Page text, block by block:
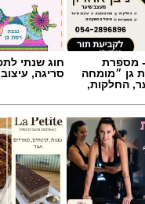
- מספרת
גן ״מומחה
החלקות,
חוג שנתי
סריגה,